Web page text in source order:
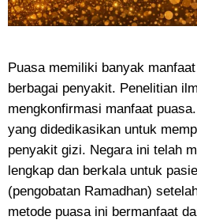
Puasa memiliki banyak
berbagai penyakit. Penelitian
mengkonfirmasi manfaat
yang didedikasikan untuk
penyakit gizi. Negara ini telah
lengkap dan berkala untuk
(pengobatan Ramadhan)
metode puasa ini bermanfaat